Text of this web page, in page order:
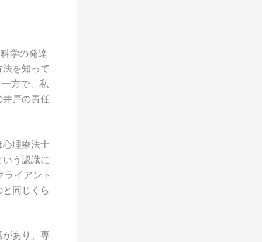
学の発達
を知って
方で、私
井戸の責任
心理療法士
う認識に
イアント
同じくら
あり、専